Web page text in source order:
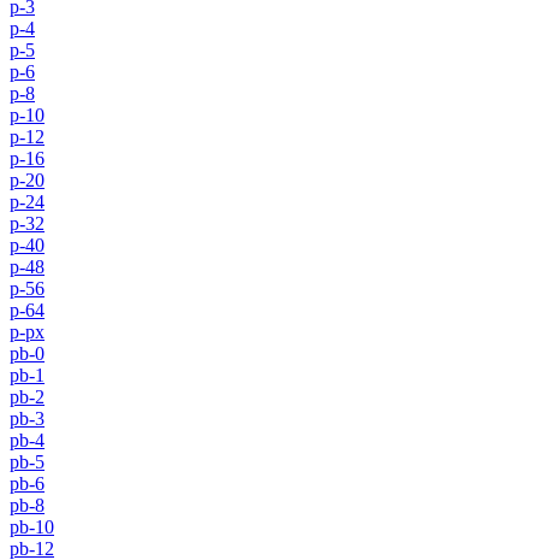
p-3
p-4
p-5
p-6
p-8
p-10
p-12
p-16
p-20
p-24
p-32
p-40
p-48
p-56
p-64
p-px
pb-0
pb-1
pb-2
pb-3
pb-4
pb-5
pb-6
pb-8
pb-10
pb-12